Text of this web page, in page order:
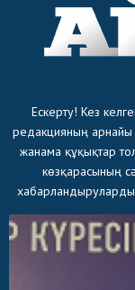
Ескерту! Кез
редакцияның арнайы
жанама құқықтар
көзқарасының